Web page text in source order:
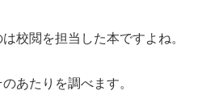
校閲を担当した本ですよね。
あたりを調べます。